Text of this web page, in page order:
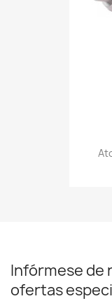
Infórmese de
ofertas